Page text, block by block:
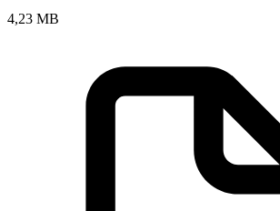
4,23 MB